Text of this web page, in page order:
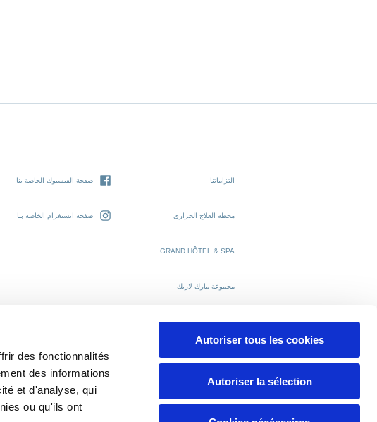
des fonctionnalités
des informations
et d'analyse, qui
ou qu'ils ont
Autoriser tous les cookies
Autoriser la sélection
التزاماتنا
محطة العلاج الحراري
GRAND HÔTEL & SPA
مجموعة مارك لاريك
صفحة الفيسبوك الخاصة بنا
صفحة انستغرام الخاصة بنا
الاتصال